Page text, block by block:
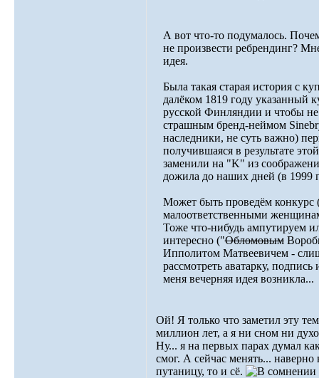
А вот что-то подумалось.
не произвести ребрендинг?
идея.
Была такая старая история с
далёком 1819 году указанный
русской Финляндии и чтобы
страшным бренд-неймом
наследники, не суть важно)
получившаяся в результате
заменили на "K" из
дожила до наших дней (в 1999
Может быть проведём конкурс
малоответственными
Тоже что-нибудь ампутируем
интересно ("Обломовым
Ипполитом Матвеевичем -
рассмотреть аватарку,
меня вечерняя идея возникла...
Ой! Я только что заметил эту
миллион лет, а я ни сном ни
Ну... я на первых парах думал
смог. А сейчас менять...
путаницу, то и сё.